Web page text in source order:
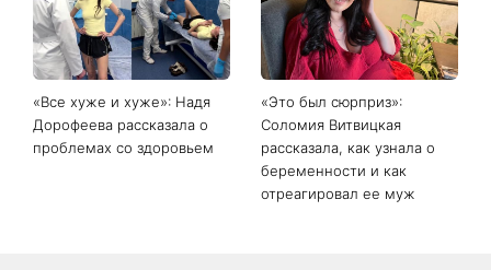
соцсетях: почему мини-
юбка с пайетками
покорила Instagram
сентября: что обязательно
нужно сделать на участке
в августе 2026 года